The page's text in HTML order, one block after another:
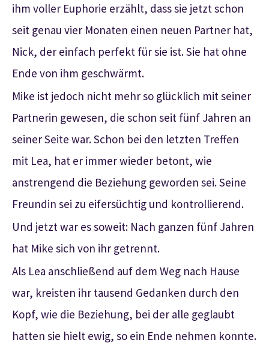
ihm voller Euphorie erzählt, dass sie jetzt schon
seit genau vier Monaten einen neuen Partner hat,
Nick, der einfach perfekt für sie ist. Sie hat ohne
Ende von ihm geschwärmt.
Mike ist jedoch nicht mehr so glücklich mit seiner
Partnerin gewesen, die schon seit fünf Jahren an
seiner Seite war. Schon bei den letzten Treffen
mit Lea, hat er immer wieder betont, wie
anstrengend die Beziehung geworden sei. Seine
Freundin sei zu eifersüchtig und kontrollierend.
Und jetzt war es soweit: Nach ganzen fünf Jahren
hat Mike sich von ihr getrennt.
Als Lea anschließend auf dem Weg nach Hause
war, kreisten ihr tausend Gedanken durch den
Kopf, wie die Beziehung, bei der alle geglaubt
hatten sie hielt ewig, so ein Ende nehmen konnte.